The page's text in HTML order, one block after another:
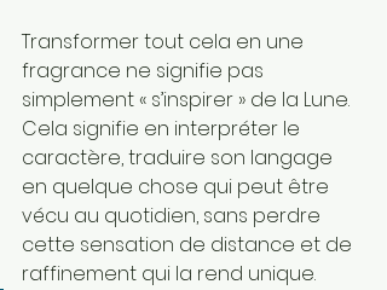
Transformer tout cela en une
fragrance ne signifie pas
simplement « s’inspirer » de la Lune.
Cela signifie en interpréter le
caractère, traduire son langage
en quelque chose qui peut être
vécu au quotidien, sans perdre
cette sensation de distance et de
raffinement qui la rend unique.